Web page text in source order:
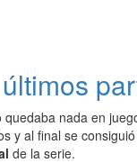
quedaba nada en
y al final se
de la serie.